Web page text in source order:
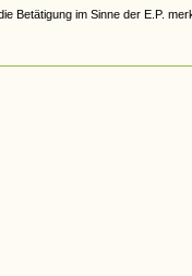
Betätigung im Sinne der E.P.